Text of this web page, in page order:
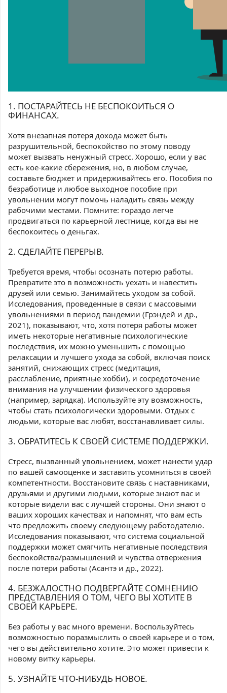
1. ПОСТАРАЙТЕСЬ НЕ БЕСПОКОИТЬСЯ О
ФИНАНСАХ.
Хотя внезапная потеря дохода может быть
разрушительной, беспокойство по этому поводу
может вызвать ненужный стресс. Хорошо, если у вас
есть кое-какие сбережения, но, в любом случае,
составьте бюджет и придерживайтесь его. Пособия по
безработице и любое выходное пособие при
увольнении могут помочь наладить связь между
рабочими местами. Помните: гораздо легче
продвигаться по карьерной лестнице, когда вы не
беспокоитесь о деньгах.
2. СДЕЛАЙТЕ ПЕРЕРЫВ.
Требуется время, чтобы осознать потерю работы.
Превратите это в возможность уехать и навестить
друзей или семью. Занимайтесь уходом за собой.
Исследования, проведенные в связи с массовыми
увольнениями в период пандемии (Грэндей и др.,
2021), показывают, что, хотя потеря работы может
иметь некоторые негативные психологические
последствия, их можно уменьшить с помощью
релаксации и лучшего ухода за собой, включая поиск
занятий, снижающих стресс (медитация,
расслабление, приятные хобби), и сосредоточение
внимания на улучшении физического здоровья
(например, зарядка). Используйте эту возможность,
чтобы стать психологически здоровыми. Отдых с
людьми, которые вас любят, восстанавливает силы.
3. ОБРАТИТЕСЬ К СВОЕЙ СИСТЕМЕ ПОДДЕРЖКИ.
Стресс, вызванный увольнением, может нанести удар
по вашей самооценке и заставить усомниться в своей
компетентности. Восстановите связь с наставниками,
друзьями и другими людьми, которые знают вас и
которые видели вас с лучшей стороны. Они знают о
ваших хороших качествах и напомнят, что вам есть
что предложить своему следующему работодателю.
Исследования показывают, что система социальной
поддержки может смягчить негативные последствия
беспокойства/размышлений и чувства отвержения
после потери работы (Асантэ и др., 2022).
4. БЕЗЖАЛОСТНО ПОДВЕРГАЙТЕ СОМНЕНИЮ
ПРЕДСТАВЛЕНИЯ О ТОМ, ЧЕГО ВЫ ХОТИТЕ В
СВОЕЙ КАРЬЕРЕ.
Без работы у вас много времени. Воспользуйтесь
возможностью поразмыслить о своей карьере и о том,
чего вы действительно хотите. Это может привести к
новому витку карьеры.
5. УЗНАЙТЕ ЧТО-НИБУДЬ НОВОЕ.